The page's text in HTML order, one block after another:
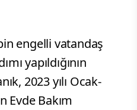
engelli vatandaş
yapıldığının
2023 yılı Ocak-
Evde Bakım